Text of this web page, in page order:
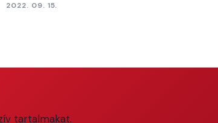
2022. 09. 15.
tartalmakat.